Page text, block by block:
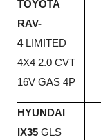
TOYOTA
RAV-
4 LIMITED
4X4 2.0 CVT
16V GAS 4P
HYUNDAI
IX35 GLS